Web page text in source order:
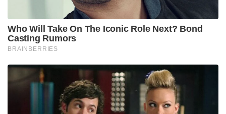
ഇതിൽ മുരളീ കണ്ണമ്പള്ളി എന്ന തൻറെ
കഥാപാത്രത്തെ നായകനാക്കി മാറ്റി എഴുതാമെങ്കിൽ
അദ്ദേഹം അഭിനയിക്കാം എന്ന്.
അനിലേട്ടൻ അവിശ്വസനീയമായി എന്നെ നോക്കി.
പൃഥ്വിരാജിനെ സംബന്ധിച്ച് അദ്ദേഹത്തിൻറെ
നായകത്വം അനുസരിച്ച് ആവശ്യപ്പെട്ടത് ശരി